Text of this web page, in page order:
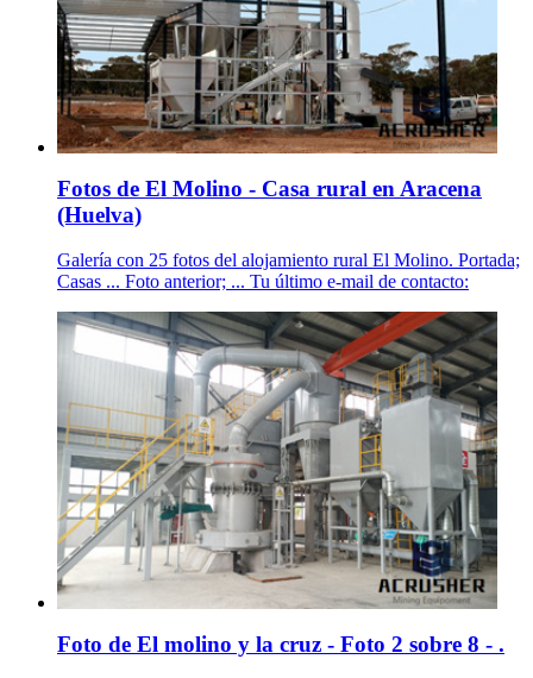
Fotos de El Molino - Casa rural en Aracena
(Huelva)
Galería con 25 fotos del alojamiento rural El Molino. Portada;
Casas ... Foto anterior; ... Tu último e-mail de contacto:
Foto de El molino y la cruz - Foto 2 sobre 8 - .